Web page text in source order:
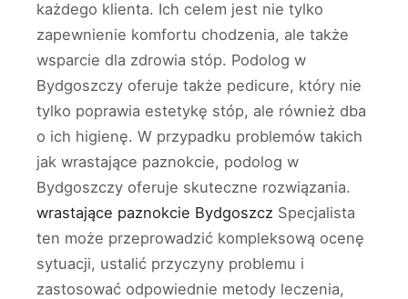
każdego klienta. Ich celem jest nie tylko
zapewnienie komfortu chodzenia, ale także
wsparcie dla zdrowia stóp. Podolog w
Bydgoszczy oferuje także pedicure, który nie
tylko poprawia estetykę stóp, ale również dba
o ich higienę. W przypadku problemów takich
jak wrastające paznokcie, podolog w
Bydgoszczy oferuje skuteczne rozwiązania.
wrastające paznokcie Bydgoszcz Specjalista
ten może przeprowadzić kompleksową ocenę
sytuacji, ustalić przyczyny problemu i
zastosować odpowiednie metody leczenia,